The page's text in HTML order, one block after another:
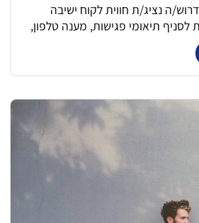
ה נציג/ת חווית לקוח ישיבה
תיאומי פגישות, מענה טלפון,
שוטף- מעקב אחר הזמנות מספקים
מעקב גביה מלקוחות, הנפקת קבלות
משנה לפי בקשת לקוח קשר עם
המדידה. מענה ללידים: טיפול
עם מעצבת